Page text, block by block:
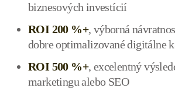
biznesových investícií
ROI 200 %+, výborná
dobre optimalizované digitálne
ROI 500 %+, excelentný
marketingu alebo SEO